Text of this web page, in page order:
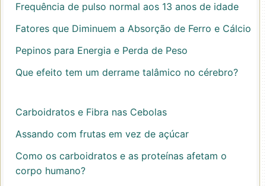
Frequência de pulso normal aos 13 anos de idade
Fatores que Diminuem a Absorção de Ferro e Cálcio
Pepinos para Energia e Perda de Peso
Que efeito tem um derrame talâmico no cérebro?
Carboidratos e Fibra nas Cebolas
Assando com frutas em vez de açúcar
Como os carboidratos e as proteínas afetam o
corpo humano?